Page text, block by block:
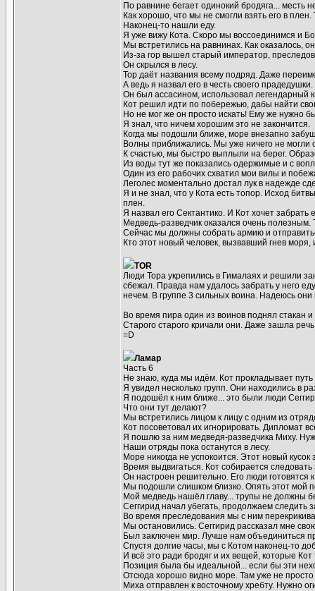
По равнине бегает одинокий бродяга... месть
Как хорошо, что мы не смогли взять его в
Наконец-то нашли еду.
Я уже вижу Кота. Скоро мы воссоединимся и
Мы встретились на равнинах. Как оказалось,
Из-за гор вышел старый император,
Он скрылся в лесу.
Тор даёт названия всему подряд. Даже
А ведь я назвал его в честь своего прадедушки.
Он был ассасином, использовал легендарный
Кот решил идти по побережью, дабы найти
Но не мог же он просто искать! Ему же нужно
Я знал, что ничем хорошим это не закончится.
Когда мы подошли ближе, море внезапно
Волны приближались. Мы уже ничего не могли
К счастью, мы быстро выплыли на берег.
Из воды тут же показались одержимые и с
Один из его рабочих схватил мои вилы и
Леголес моментально достал лук в надежде
Я и не знал, что у Кота есть топор. Исход
плен.
Я назвал его Сектантико. И Кот хочет забрать
Медведь-разведчик оказался очень
Сейчас мы должны собрать армию и
Кто этот новый человек, вызвавший гнев
TOR
Люди Тора укрепились в Гималаях и решили
сбежал. Правда нам удалось забрать у него
нечем. В группе 3 сильных воина. Надеюсь
Во время пира один из воинов поднял стакан
Старого старого кричали они. Даже зашла
=D
Ламар
Часть 6
Не знаю, куда мы идём. Кот прокладывает
Я увидел несколько групп. Они находились в
Я подошёл к ним ближе... это были люди
Что они тут делают?
Мы встретились лицом к лицу с одним из
Кот посоветовал их игнорировать. Дипломат
Я пошлю за ним медведя-разведчика Миху.
Наши отряды пока останутся в лесу.
Море никогда не успокоится. Этот новый
Время выдвигаться. Кот собирается
Он настроен решительно. Его люди готовятся
Мы подошли слишком близко. Опять этот мой
Мой медведь нашёл главу... трупы не должны
Сеггирид начал убегать, продолжаем следить
Во время преследования мы с ним
Мы остановились. Сеггирид рассказал мне
Был заключен мир. Лучше нам объединиться
Спустя долгие часы, мы с Котом наконец-то
И всё это ради бродяг и их вещей, которые Кот
Позиция была бы идеальной... если бы эти
Отсюда хорошо видно море. Там уже не
Миха отправлен к восточному хребту. Нужно